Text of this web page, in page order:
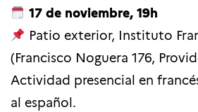
17 de noviembre, 19h
Patio exterior, Instituto
(Francisco Noguera 176,
Actividad presencial en
al español.